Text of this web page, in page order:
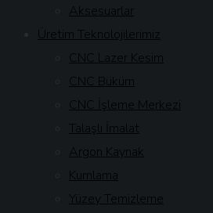
Aksesuarlar
Üretim Teknolojilerimiz
CNC Lazer Kesim
CNC Büküm
CNC İşleme Merkezi
Talaşlı İmalat
Argon Kaynak
Kumlama
Yüzey Temizleme